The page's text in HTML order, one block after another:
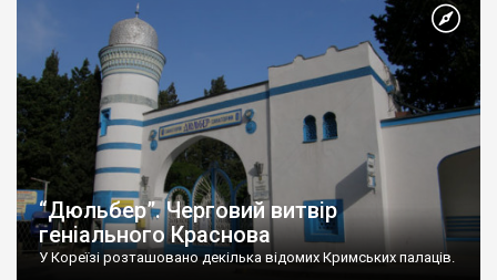
“Дюльбер”. Черговий витвір
геніального Краснова
У Кореїзі розташовано декілька відомих Кримських палаців.